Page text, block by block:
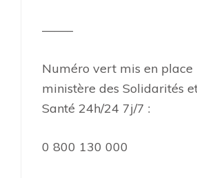
——–
Numéro vert mis en place
ministère des Solidarités
Santé 24h/24 7j/7 :
0 800 130 000